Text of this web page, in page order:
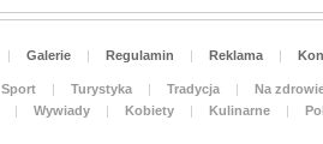
| Galerie | Regulamin | Reklama |
Sport | Turystyka | Tradycja | Na
| Wywiady | Kobiety | Kulinarne |